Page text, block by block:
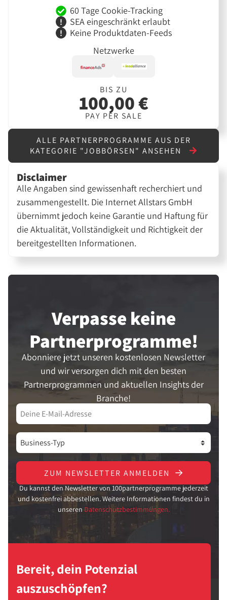
60 Tage Cookie-Tracking
SEA eingeschränkt erlaubt
Keine Produktdaten-Feeds
Netzwerke
BIS ZU
100,00 €
PAY PER SALE
ALLE PARTNERPROGRAMME AUS DER
KATEGORIE "JOBBÖRSEN" ANSEHEN
Disclaimer
Alle Angaben sind gewissenhaft recherchiert und
zusammengestellt. Die Internet Allstars GmbH
übernimmt jedoch keine Garantie und Haftung für
die Aktualität, Vollständigkeit und Richtigkeit der
bereitgestellten Informationen.
Verpasse keine
Partner­programme!
Abonniere jetzt unseren kostenlosen Newsletter
und wir versorgen dich mit den besten
Partnerprogrammen und aktuellen Insights der
Branche!
ZUM NEWSLETTER ANMELDEN
Du kannst den Newsletter von 100partnerprogramme jederzeit
und kostenfrei abbestellen. Weitere Informationen findest du in
unseren Datenschutzbestimmungen.
Bereit, dein Potenzial
auszuschöpfen?